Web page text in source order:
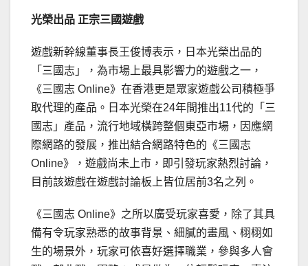
光榮出品 正宗三國遊戲
遊戲新幹線董事長王俊博表示，日本光榮出品的
「三國志」，為市場上最具影響力的遊戲之一，
《三國志 Online》在香港更是眾家遊戲公司積極爭
取代理的產品。日本光榮在24年間推出11代的「三
國志」產品，流行地域橫跨整個東亞市場，因應網
際網路的發展，推出結合網路特色的《三國志
Online》，遊戲尚未上市，即引發玩家熱烈討論，
目前該遊戲在遊戲討論板上皆位居前3名之列。
《三國志 Online》之所以廣受玩家喜愛，除了其具
備有令玩家熟悉的故事背景、細膩的畫風、栩栩如
生的場景外，玩家可依喜好選擇職業，參與多人會